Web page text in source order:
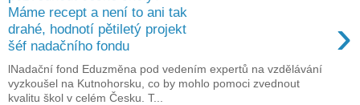
Máme recept a není to ani tak
drahé, hodnotí pětiletý projekt
šéf nadačního fondu
›
lNadační fond Eduzměna pod vedením expertů na vzdělávání
vyzkoušel na Kutnohorsku, co by mohlo pomoci zvednout
kvalitu škol v celém Česku. T...